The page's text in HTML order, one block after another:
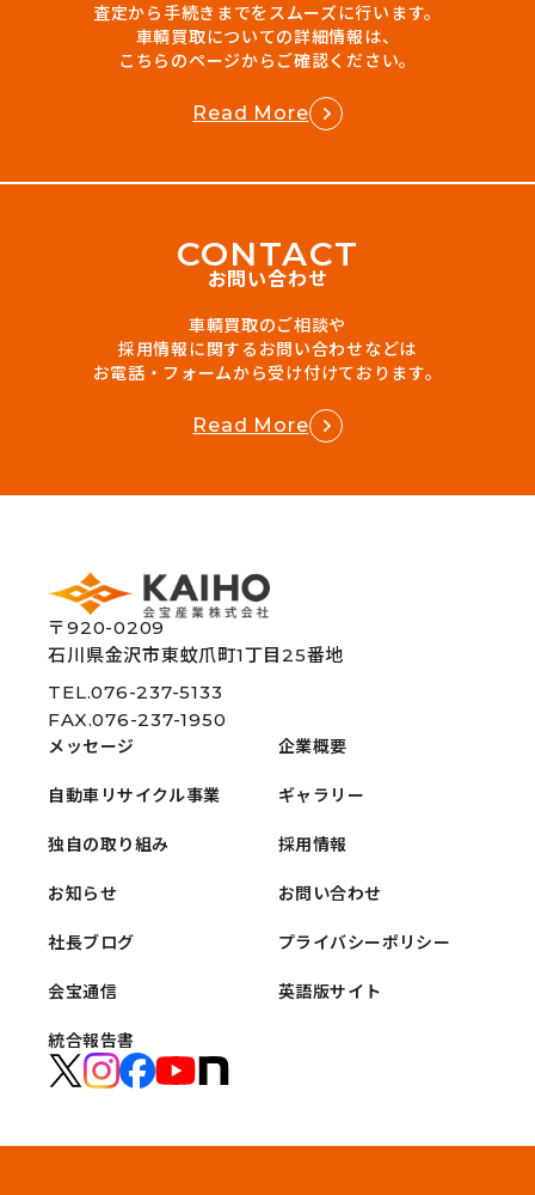
査定から手続きまでをスムーズに行います。
車輌買取についての詳細情報は、
こちらのページからご確認ください。
Read More
CONTACT
お問い合わせ
車輌買取のご相談や
採用情報に関するお問い合わせなどは
お電話・フォームから受け付けております。
Read More
〒920-0209
石川県金沢市東蚊爪町1丁目25番地
TEL.076-237-5133
FAX.076-237-1950
メッセージ
自動車リサイクル事業
独自の取り組み
お知らせ
社長ブログ
会宝通信
統合報告書
企業概要
ギャラリー
採用情報
お問い合わせ
プライバシーポリシー
英語版サイト